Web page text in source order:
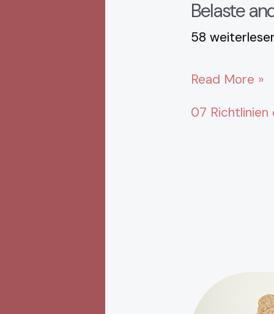
Belaste
58
Read More »
07 Richtlinien
nicht